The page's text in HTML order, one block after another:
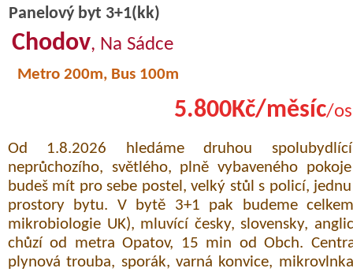
Panelový byt 3+1(kk)
Chodov, Na Sádce
Metro 200m, Bus 100m
5.800Kč/měsíc/
Od 1.8.2026 hledáme druhou
neprůchozího, světlého, plně vybaveného
budeš mít pro sebe postel, velký stůl s policí,
prostory bytu. V bytě 3+1 pak budeme
mikrobiologie UK), mluvící česky, slovensky,
chůzí od metra Opatov, 15 min od Obch.
plynová trouba, sporák, varná konvice,